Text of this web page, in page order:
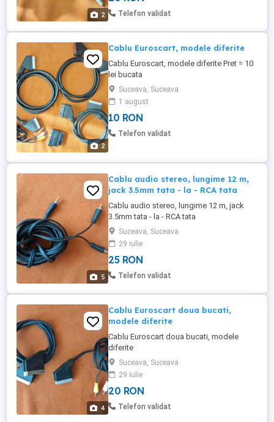
2 Telefon validat
2
Cablu Euroscart, modele diferite
Cablu Euroscart, modele diferite Pret = 10
lei bucata
Suceava, Suceava
1 august
10 RON
Telefon validat
5
Cablu audio stereo, lungime 12 m,
jack 3.5mm tata - la - RCA tata
Cablu audio stereo, lungime 12 m, jack
3.5mm tata - la - RCA tata
Suceava, Suceava
29 iulie
25 RON
Telefon validat
4
Cablu Euroscart doua bucati,
modele diferite
Cablu Euroscart doua bucati, modele
diferite
Suceava, Suceava
29 iulie
20 RON
Telefon validat